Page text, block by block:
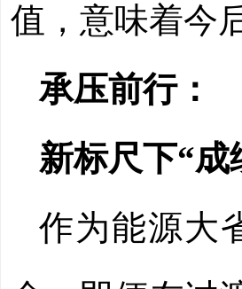
值，意味着今
承压前行：
新标尺下“成
作为能源大